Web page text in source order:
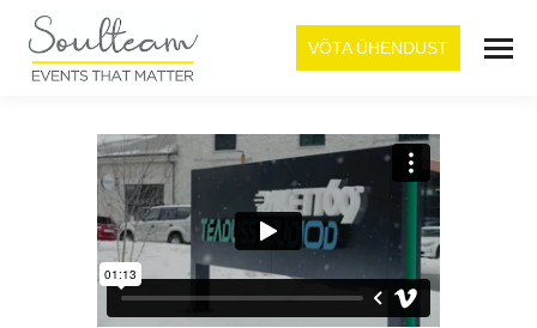
VÕTA ÜHENDUST